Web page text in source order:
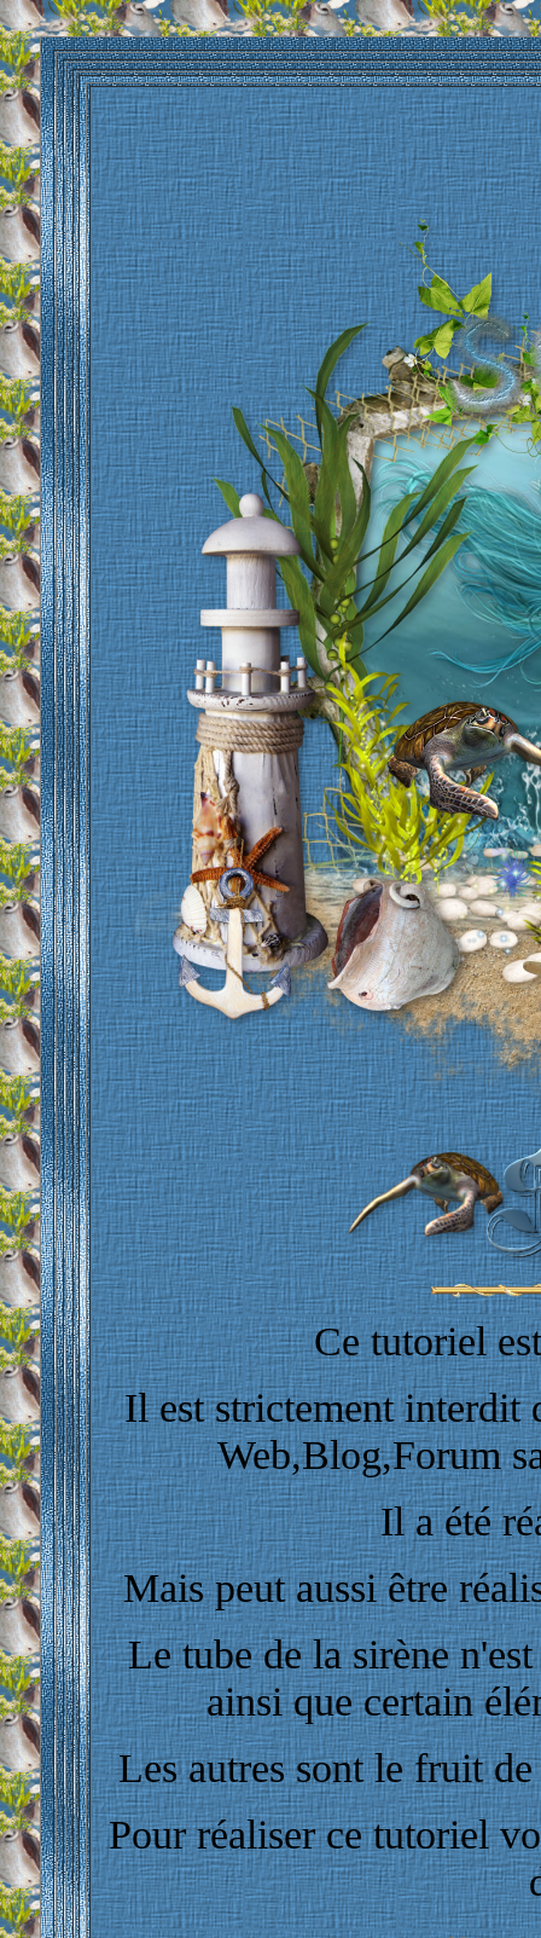
Ce tutoriel
Il est strictement interdit
Web,Blog,Forum
Il a été
Mais peut aussi être
Le tube de la sirène
ainsi que certain
Les autres sont le fruit
Pour réaliser ce tutoriel